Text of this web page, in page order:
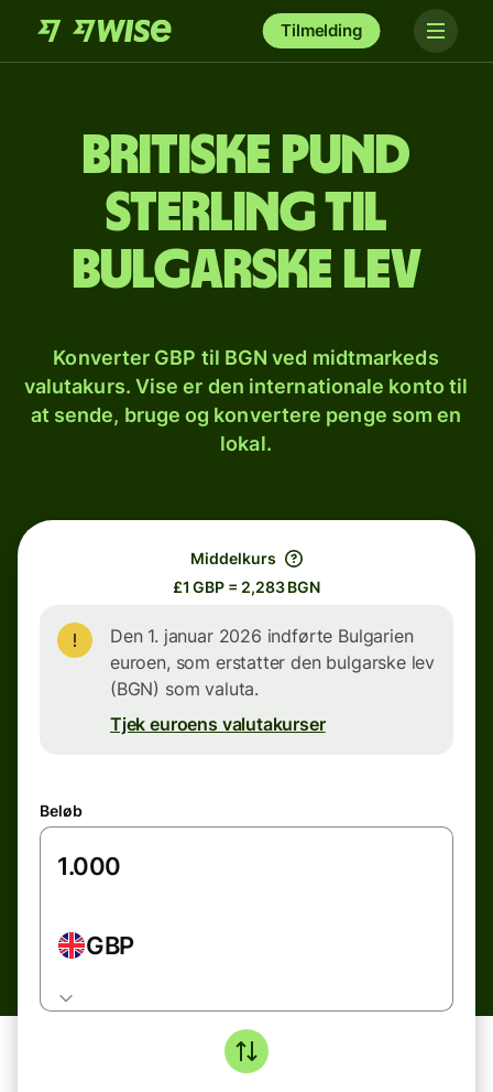
Tilmelding
Britiske pund
sterling til
bulgarske lev
Konverter GBP til BGN ved midtmarkeds
valutakurs. Vise er den internationale konto til
at sende, bruge og konvertere penge som en
lokal.
Middelkurs
£1 GBP = 2,283 BGN
Den 1. januar 2026 indførte Bulgarien
euroen, som erstatter den bulgarske lev
(BGN) som valuta.
Tjek euroens valutakurser
Beløb
GBP